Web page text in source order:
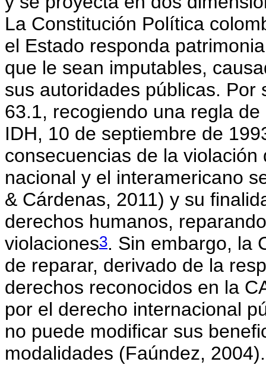
La Constitución Política
el Estado responda
que le sean imputables,
sus autoridades públicas.
63.1, recogiendo una regla
IDH, 10 de septiembre de
consecuencias de la
nacional y el interamericano
& Cárdenas, 2011) y su
derechos humanos,
violaciones3. Sin embargo, la
de reparar, derivado de la
derechos reconocidos en la
por el derecho internacional
no puede modificar sus
modalidades (Faúndez, 2004).